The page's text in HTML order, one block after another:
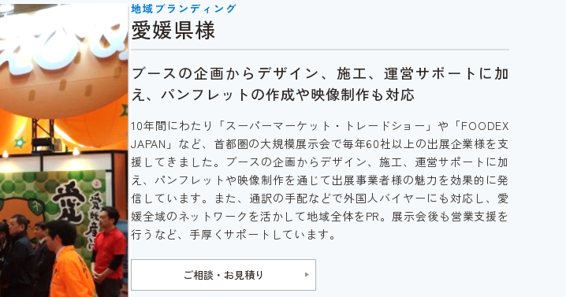
地域ブランディング
愛媛県様
ブースの企画からデザイン、施工、運営サポートに加
え、パンフレットの作成や映像制作も対応
10年間にわたり「スーパーマーケット・トレードショー」や「FOODEX
JAPAN」など、首都圏の大規模展示会で毎年60社以上の出展企業様を支
援してきました。ブースの企画からデザイン、施工、運営サポートに加
え、パンフレットや映像制作を通じて出展事業者様の魅力を効果的に発
信しています。また、通訳の手配などで外国人バイヤーにも対応し、愛
媛全域のネットワークを活かして地域全体をPR。展示会後も営業支援を
行うなど、手厚くサポートしています。
ご相談・お見積り